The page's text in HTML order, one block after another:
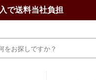
で送料当社負担